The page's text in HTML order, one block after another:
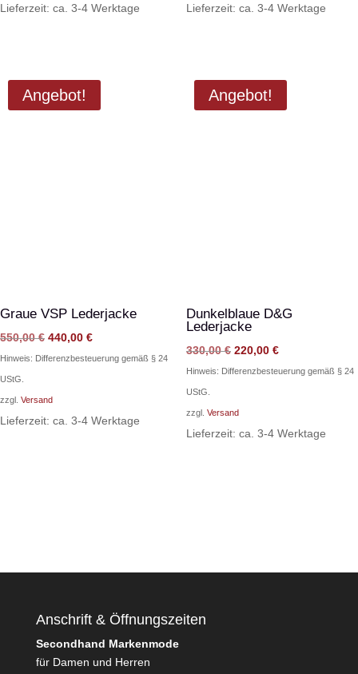
Lieferzeit: ca. 3-4 Werktage Lieferzeit: ca. 3-4 Werktage
Angebot!
Graue VSP Lederjacke
550,00€ Ursprünglicher
Preis
550,00 €
440,00 €Aktueller
Preis
Hinweis: Differenzbesteuerung gemäß § 24
UStG.
zzgl. Versand
Lieferzeit: ca. 3-4 Werktage
Angebot!
Dunkelblaue D&G
Lederjacke
330,00€ Ursprünglicher
Preis
330,00 €
220,00 €Aktueller
Preis
Hinweis: Differenzbesteuerung gemäß § 24
UStG.
zzgl. Versand
Lieferzeit: ca. 3-4 Werktage
Anschrift & Öffnungszeiten
Secondhand Markenmode
für Damen und Herren